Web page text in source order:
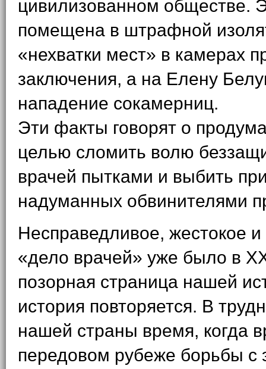
цивилизованном обществе.
помещена в штрафной
«нехватки мест» в камерах
заключения, а на Елену
нападение сокамерниц.
Эти факты говорят о
целью сломить волю
врачей пытками и выбить
надуманных обвинителями
Несправедливое, жестокое
«дело врачей» уже было в
позорная страница нашей
история повторяется. В
нашей страны время, когда
передовом рубеже борьбы с